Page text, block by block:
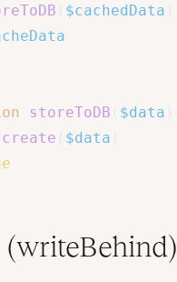
$cachedData
storeToDB $data
create $data